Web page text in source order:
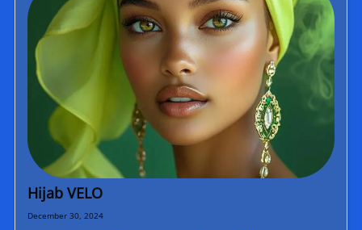
Hijab VELO
December 30, 2024